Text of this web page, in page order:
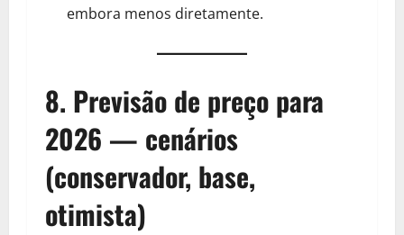
embora menos diretamente.
8. Previsão de preço para
2026 — cenários
(conservador, base,
otimista)